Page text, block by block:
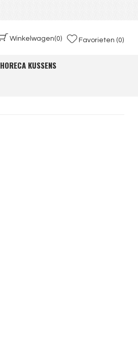
Winkelwagen(0) Favorieten (0)
HORECA KUSSENS